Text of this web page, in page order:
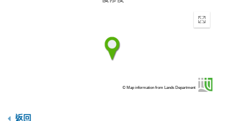
Enter
© Map information from Lands Department
返回